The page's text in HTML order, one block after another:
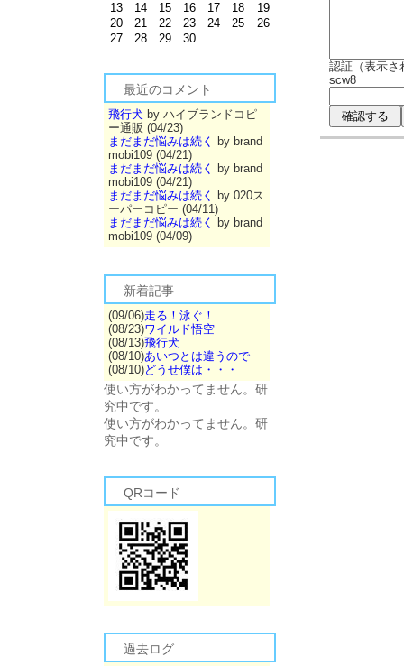
13
14 15 16 17 18
19
20
21 22 23 24 25
26
27
28 29 30
最近のコメント
飛行犬 by ハイブランドコピ
ー通販 (04/23)
まだまだ悩みは続く
by brand
mobi109 (04/21)
まだまだ悩みは続く
by brand
mobi109 (04/21)
まだまだ悩みは続く
by 020ス
ーパーコピー (04/11)
まだまだ悩みは続く
by brand
mobi109 (04/09)
新着記事
(09/06)走る！泳ぐ！
(08/23)ワイルド悟空
(08/13)飛行犬
(08/10)あいつとは違うので
(08/10)どうせ僕は・・・
使い方がわかってません。研
究中です。
使い方がわかってません。研
究中です。
QRコード
過去ログ
認証（表示さ
scw8